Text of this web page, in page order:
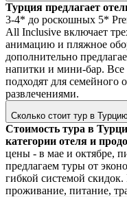
Турция предлагает
3-4* до роскошных 5*
All Inclusive включает
анимацию и пляжное
дополнительно
напитки и мини-бар. Все
подходят для семейного
развлечениями.
Сколько стоит тур в
Стоимость тура в
категории отеля и
цены - в мае и октябре,
предлагаем туры от
гибкой системой
проживание, питание,